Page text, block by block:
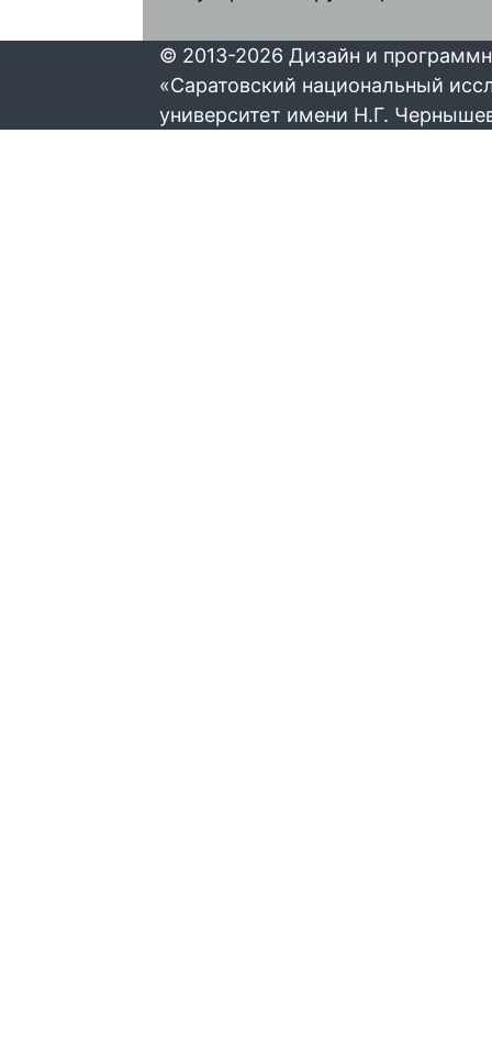
© 2013-2026 Дизайн и
«Саратовский национальный
университет имени Н.Г.